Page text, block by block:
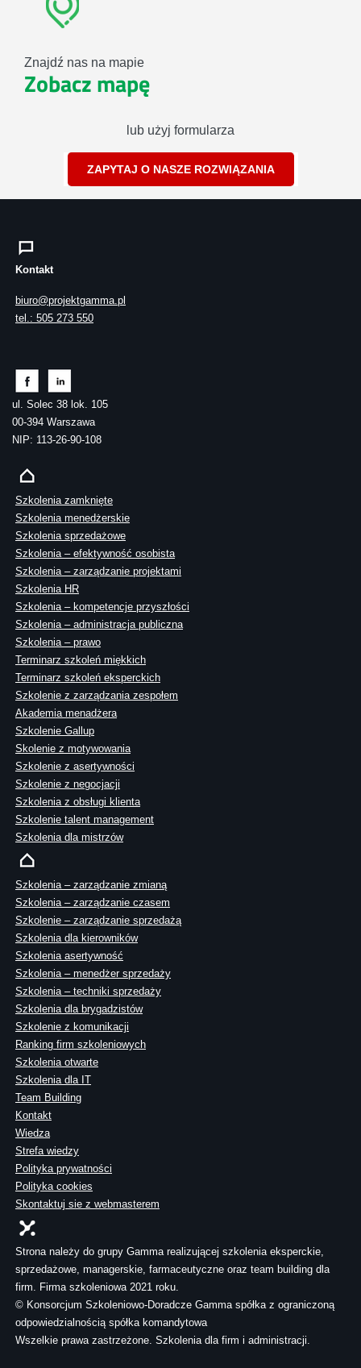
Znajdź nas na mapie
Zobacz mapę
lub użyj formularza
ZAPYTAJ O NASZE ROZWIĄZANIA
Kontakt
biuro@projektgamma.pl
tel.: 505 273 550
ul. Solec 38 lok. 105
00-394 Warszawa
NIP: 113-26-90-108
Szkolenia zamknięte
Szkolenia menedżerskie
Szkolenia sprzedażowe
Szkolenia – efektywność osobista
Szkolenia – zarządzanie projektami
Szkolenia HR
Szkolenia – kompetencje przyszłości
Szkolenia – administracja publiczna
Szkolenia – prawo
Terminarz szkoleń miękkich
Terminarz szkoleń eksperckich
Szkolenie z zarządzania zespołem
Akademia menadżera
Szkolenie Gallup
Skolenie z motywowania
Szkolenie z asertywności
Szkolenie z negocjacji
Szkolenia z obsługi klienta
Szkolenie talent management
Szkolenia dla mistrzów
Szkolenia – zarządzanie zmianą
Szkolenia – zarządzanie czasem
Szkolenie – zarządzanie sprzedażą
Szkolenia dla kierowników
Szkolenia asertywność
Szkolenia – menedżer sprzedaży
Szkolenia – techniki sprzedaży
Szkolenia dla brygadzistów
Szkolenie z komunikacji
Ranking firm szkoleniowych
Szkolenia otwarte
Szkolenia dla IT
Team Building
Kontakt
Wiedza
Strefa wiedzy
Polityka prywatności
Polityka cookies
Skontaktuj sie z webmasterem
Strona należy do grupy Gamma realizującej szkolenia eksperckie,
sprzedażowe, managerskie, farmaceutyczne oraz team building dla
firm. Firma szkoleniowa 2021 roku.
© Konsorcjum Szkoleniowo-Doradcze Gamma spółka z ograniczoną
odpowiedzialnością spółka komandytowa
Wszelkie prawa zastrzeżone. Szkolenia dla firm i administracji.